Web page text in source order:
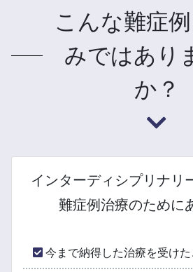
こんな難症
みではあり
か？
インターディシプリナリ
難症例治療のために
今まで納得した治療を受け